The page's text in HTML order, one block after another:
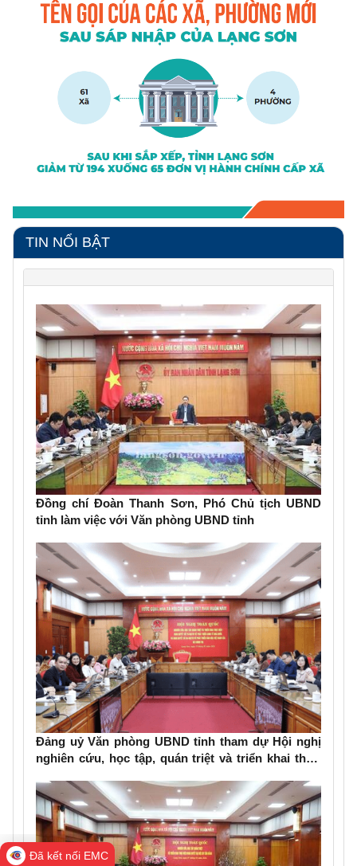
TIN NỔI BẬT
Đồng chí Đoàn Thanh Sơn, Phó Chủ tịch UBND
tỉnh làm việc với Văn phòng UBND tỉnh
Đảng uỷ Văn phòng UBND tỉnh tham dự Hội nghị
nghiên cứu, học tập, quán triệt và triển khai thực
NQ/TW của Bộ Chính trị
Đã kết nối EMC